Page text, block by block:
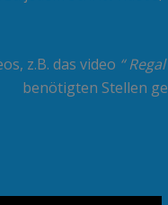
z.B. das video “
benötigten Stellen